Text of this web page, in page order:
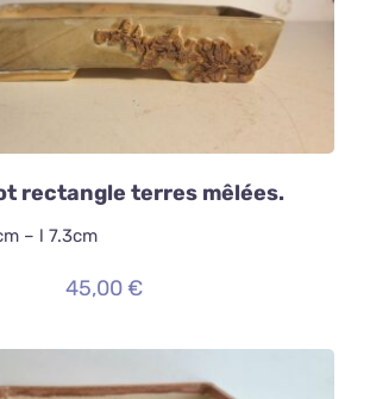
DÉTAILS
rectangle terres mêlées.
– l 7.3cm
45,00€